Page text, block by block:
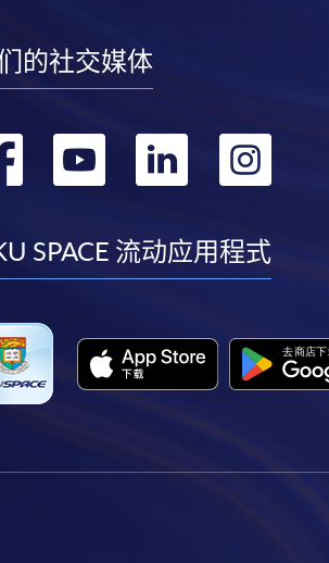
的社交媒体
转
facebook
转
youtube
转
SPACE 流动应用程式